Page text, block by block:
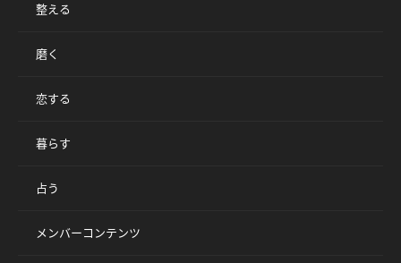
整える
磨く
恋する
暮らす
占う
メンバーコンテンツ